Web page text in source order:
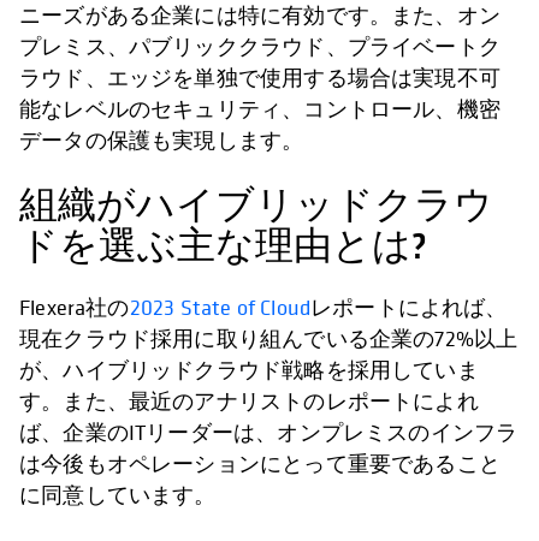
ニーズがある企業には特に有効です。また、オン
プレミス、パブリッククラウド、プライベートク
ラウド、エッジを単独で使用する場合は実現不可
能なレベルのセキュリティ、コントロール、機密
データの保護も実現します。
組織がハイブリッドクラウ
ドを選ぶ主な理由とは?
Flexera社の2023 State of Cloudレポートによれば、
現在クラウド採用に取り組んでいる企業の72%以上
が、ハイブリッドクラウド戦略を採用していま
す。また、最近のアナリストのレポートによれ
ば、企業のITリーダーは、オンプレミスのインフラ
は今後もオペレーションにとって重要であること
に同意しています。